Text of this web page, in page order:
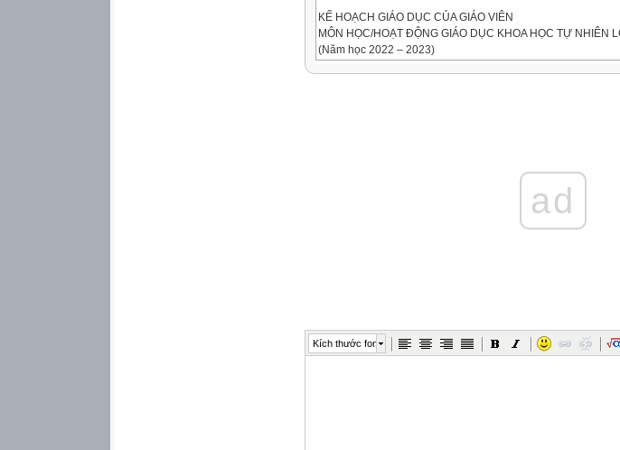
KẾ HOẠCH GIÁO DỤC CỦA GIÁO VIÊN
MÔN HỌC/HOẠT ĐỘNG GIÁO DỤC KHOA HỌC TỰ NHIÊN
(Năm học 2022 – 2023)
Máy chiếu; Hình ảnh 2.1; 2; 3; 4; 5; 6 (SGK/15; 16; 17; 18)
ad
Kích thước font